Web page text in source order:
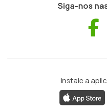
Siga-nos
Instale a